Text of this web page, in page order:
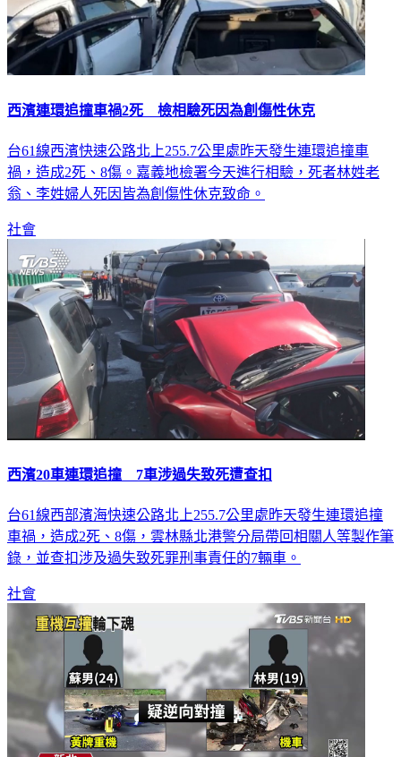
西濱連環追撞車禍2死 檢相驗死因為創傷性休克
台61線西濱快速公路北上255.7公里處昨天發生連環追撞車
禍，造成2死、8傷。嘉義地檢署今天進行相驗，死者林姓老
翁、李姓婦人死因皆為創傷性休克致命。
社會
西濱20車連環追撞 7車涉過失致死遭查扣
台61線西部濱海快速公路北上255.7公里處昨天發生連環追撞
車禍，造成2死、8傷，雲林縣北港警分局帶回相關人等製作筆
錄，並查扣涉及過失致死罪刑事責任的7輛車。
社會